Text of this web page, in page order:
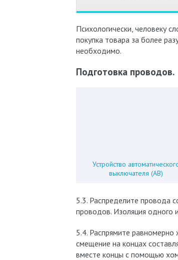
Психологически, человеку
покупка товара за более
необходимо.
Подготовка проводов.
Устройство
выключателя (АВ)
5.3. Распределите провода
проводов. Изоляция одного
5.4. Распрямите
смещение на концах
вместе концы с помощью